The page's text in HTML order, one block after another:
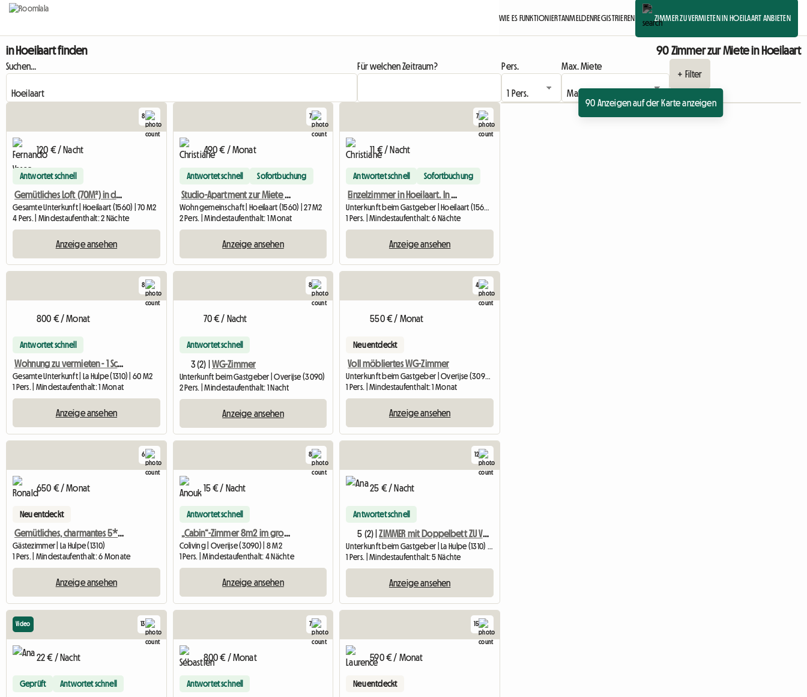
WIE ES FUNKTIONIERTANMELDENREGISTRIEREN ZIMMER ZU VERMIETEN IN HOEILAART ANBIETEN
in Hoeilaart finden 90 Zimmer zur Miete in Hoeilaart
Suchen... Für welchen Zeitraum? Pers.
Max. Miete
+ Filter
90 Anzeigen auf der Karte anzeigen
8
120 € / Nacht
Antwortet schnell
Gemütliches Loft (70M²) in der grünen Lunge von Brüssel mit Zugang zu
Gesamte Unterkunft | Hoeilaart (1560) | 70 M2
4 Pers. | Mindestaufenthalt: 2 Nächte
Anzeige ansehen
7
490 € / Monat
Antwortet schnell Sofortbuchung
Studio-Apartment zur Miete in Hoeillart, zwischen Louvain-la-Neuve und Waterloo
Wohngemeinschaft | Hoeilaart (1560) | 27 M2
2 Pers. | Mindestaufenthalt: 1 Monat
Anzeige ansehen
7
11 € / Nacht
Antwortet schnell Sofortbuchung
Einzelzimmer in Hoeilaart. In der Nähe von LLN, Waterloo
Unterkunft beim Gastgeber | Hoeilaart (1560) | 15 M2
1 Pers. | Mindestaufenthalt: 6 Nächte
Anzeige ansehen
8
800 € / Monat
Antwortet schnell
Wohnung zu vermieten - 1 Schlafzimmer
Gesamte Unterkunft | La Hulpe (1310) | 60 M2
1 Pers. | Mindestaufenthalt: 1 Monat
Anzeige ansehen
8
70 € / Nacht
Antwortet schnell
3 (2) | WG-Zimmer
Unterkunft beim Gastgeber | Overijse (3090)
2 Pers. | Mindestaufenthalt: 1 Nacht
Anzeige ansehen
4
550 € / Monat
Neu entdeckt
Voll möbliertes WG-Zimmer
Unterkunft beim Gastgeber | Overijse (3090) | 16 M2
1 Pers. | Mindestaufenthalt: 1 Monat
Anzeige ansehen
6
650 € / Monat
Neu entdeckt
Gemütliches, charmantes 5* Loft
Gästezimmer | La Hulpe (1310)
1 Pers. | Mindestaufenthalt: 6 Monate
Anzeige ansehen
8
15 € / Nacht
Antwortet schnell
„Cabin“-Zimmer 8m2 im großen Künstlerhaus
Coliving | Overijse (3090) | 8 M2
1 Pers. | Mindestaufenthalt: 4 Nächte
Anzeige ansehen
12
25 € / Nacht
Antwortet schnell
5 (2) | ZIMMER mit Doppelbett ZU VERMIETEN – KURZE AUFENTHALTE
Unterkunft beim Gastgeber | La Hulpe (1310) | 14 M2
1 Pers. | Mindestaufenthalt: 5 Nächte
Anzeige ansehen
13
Video
22 € / Nacht
Geprüft Antwortet schnell
7
800 € / Monat
Antwortet schnell
15
590 € / Monat
Neu entdeckt